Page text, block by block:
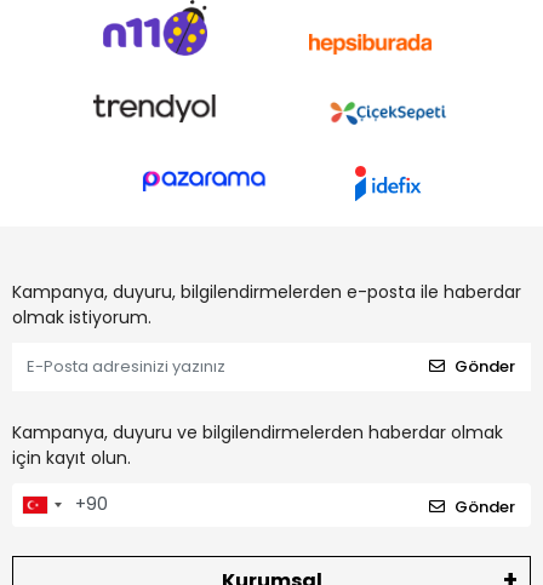
Kampanya, duyuru, bilgilendirmelerden e-posta ile haberdar
olmak istiyorum.
Gönder
Kampanya, duyuru ve bilgilendirmelerden haberdar olmak
için kayıt olun.
Gönder